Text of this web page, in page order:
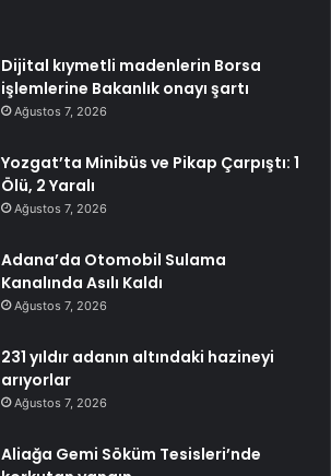
Dijital kıymetli madenlerin Borsa
işlemlerine Bakanlık onayı şartı
Ağustos 7, 2026
Yozgat’ta Minibüs ve Pikap Çarpıştı: 1
Ölü, 2 Yaralı
Ağustos 7, 2026
Adana’da Otomobil Sulama
Kanalında Asılı Kaldı
Ağustos 7, 2026
231 yıldır adanın altındaki hazineyi
arıyorlar
Ağustos 7, 2026
Aliağa Gemi Söküm Tesisleri’nde